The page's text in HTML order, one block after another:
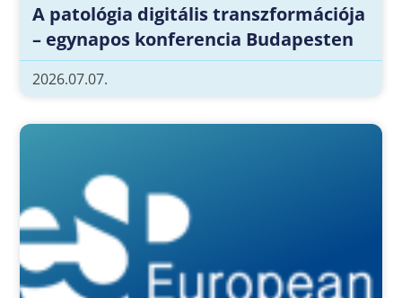
A patológia digitális transzformációja
– egynapos konferencia Budapesten
2026.07.07.